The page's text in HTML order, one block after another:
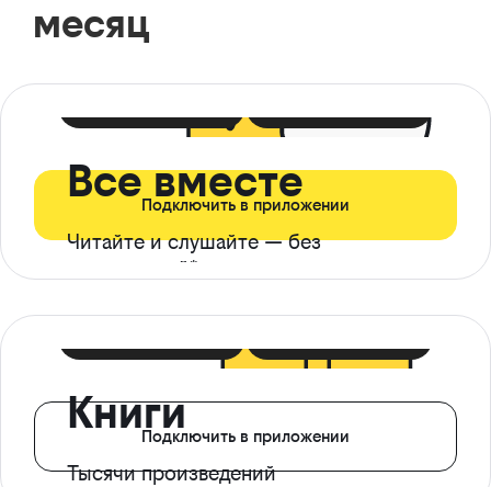
месяц
Все вместе
Читайте и слушайте — без
ограничений*
Подключить в приложении
Книги
Тысячи произведений
Подключить в приложении